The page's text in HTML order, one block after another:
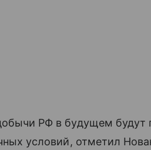
РФ в будущем будут
условий, отметил